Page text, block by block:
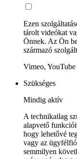
Ezen
tárolt videókat
Önnek. Az Ön
származó
Vimeo, YouTube
Szükséges
Mindig aktív
A technikailag
alapvető
hogy lehetővé
vagy az
semmilyen